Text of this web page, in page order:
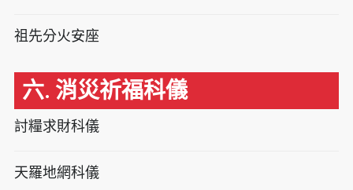
祖先分火安座
六. 消災祈福科儀
討糧求財科儀
天羅地網科儀